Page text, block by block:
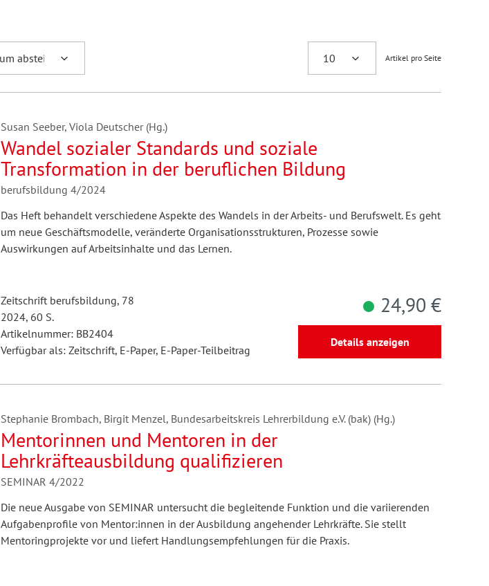
Artikel pro Seite
Susan Seeber, Viola Deutscher (Hg.)
Wandel sozialer Standards und soziale
Transformation in der beruflichen Bildung
berufsbildung 4/2024
Das Heft behandelt verschiedene Aspekte des Wandels in der Arbeits- und Berufswelt. Es geht
um neue Geschäftsmodelle, veränderte Organisationsstrukturen, Prozesse sowie
Auswirkungen auf Arbeitsinhalte und das Lernen.
Zeitschrift berufsbildung, 78
2024, 60 S.
Artikelnummer: BB2404
Verfügbar als: Zeitschrift, E-Paper, E-Paper-Teilbeitrag
24,90 €
Details anzeigen
Stephanie Brombach, Birgit Menzel, Bundesarbeitskreis Lehrerbildung e.V. (bak) (Hg.)
Mentorinnen und Mentoren in der
Lehrkräfteausbildung qualifizieren
SEMINAR 4/2022
Die neue Ausgabe von SEMINAR untersucht die begleitende Funktion und die variierenden
Aufgabenprofile von Mentor:innen in der Ausbildung angehender Lehrkräfte. Sie stellt
Mentoringprojekte vor und liefert Handlungsempfehlungen für die Praxis.